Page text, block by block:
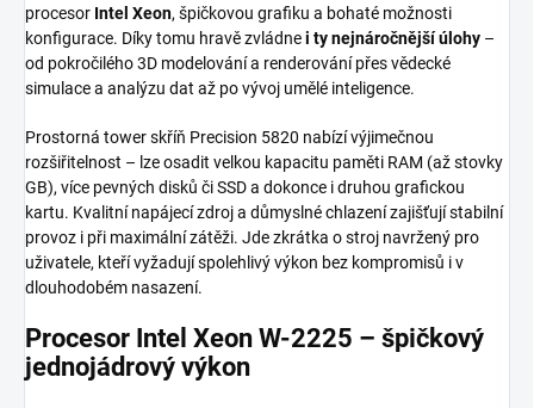
procesor Intel Xeon, špičkovou grafiku a bohaté možnosti
konfigurace. Díky tomu hravě zvládnei ty nejnáročnější úlohy –
od pokročilého 3D modelování a renderování přes vědecké
simulace a analýzu dat až po vývoj umělé inteligence.
Prostorná tower skříň Precision 5820 nabízí výjimečnou
rozšiřitelnost – lze osadit velkou kapacitu paměti RAM (až stovky
GB), více pevných disků či SSD a dokonce i druhou grafickou
kartu. Kvalitní napájecí zdroj a důmyslné chlazení zajišťují stabilní
provoz i při maximální zátěži. Jde zkrátka o stroj navržený pro
uživatele, kteří vyžadují spolehlivý výkon bez kompromisů i v
dlouhodobém nasazení.
Procesor Intel Xeon W-2225 – špičkový
jednojádrový výkon